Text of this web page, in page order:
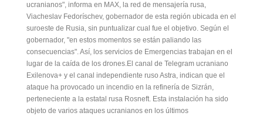
ucranianos", informa en MAX, la red de mensajería rusa,
Viacheslav Fedoríschev, gobernador de esta región ubicada en el
suroeste de Rusia, sin puntualizar cual fue el objetivo. Según el
gobernador, "en estos momentos se están paliando las
consecuencias". Así, los servicios de Emergencias trabajan en el
lugar de la caída de los drones.El canal de Telegram ucraniano
Exilenova+ y el canal independiente ruso Astra, indican que el
ataque ha provocado un incendio en la refinería de Sizrán,
perteneciente a la estatal rusa Rosneft. Esta instalación ha sido
objeto de varios ataques ucranianos en los últimos